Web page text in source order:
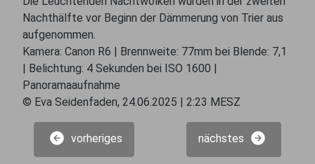
Nachthälfte vor Beginn der Dämmerung von Trier aus
aufgenommen.
Kamera: Canon R6 | Brennweite: 77mm bei Blende: 7,1
| Belichtung: 4 Sekunden bei ISO 1600 |
Panoramaaufnahme
© Eva Seidenfaden, 24.06.2025 | 2:23 MESZ
vorheriges nächstes